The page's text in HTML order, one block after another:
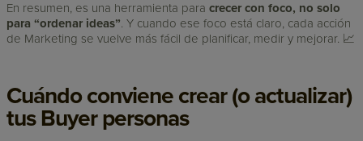
En resumen, es una herramienta paracrecer con foco, no solo
para “ordenar ideas”. Y cuando ese foco está claro, cada acción
de Marketing se vuelve más fácil de planificar, medir y mejorar. 📈
Cuándo conviene crear (o actualizar)
tus Buyer personas